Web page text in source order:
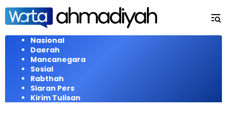
Langsung
konten
Nasional
Daerah
Mancanegara
Sosial
Rabthah
Siaran Pers
Kirim Tulisan